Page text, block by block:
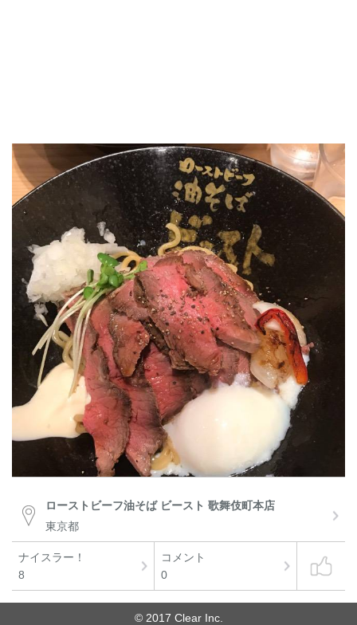
ローストビーフ油そば ビースト 歌舞伎町本店
東京都
ナイスラー！
8
コメント
0
© 2017 Clear Inc.